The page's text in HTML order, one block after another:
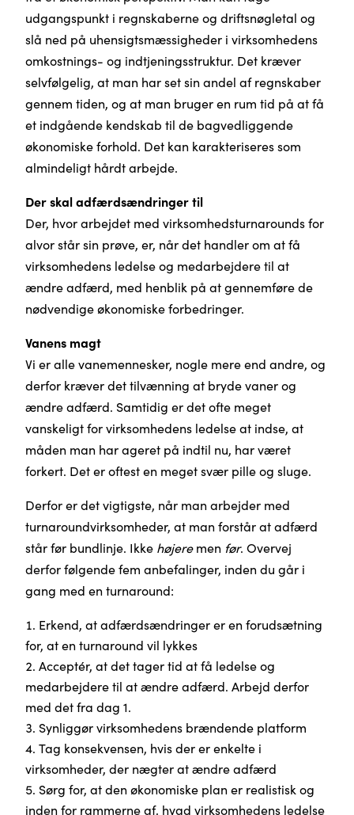
udgangspunkt i regnskaberne og driftsnøgletal og
slå ned på uhensigtsmæssigheder i virksomhedens
omkostnings- og indtjeningsstruktur. Det kræver
selvfølgelig, at man har set sin andel af regnskaber
gennem tiden, og at man bruger en rum tid på at få
et indgående kendskab til de bagvedliggende
økonomiske forhold. Det kan karakteriseres som
almindeligt hårdt arbejde.
Der skal adfærdsændringer til
Der, hvor arbejdet med virksomhedsturnarounds for
alvor står sin prøve, er, når det handler om at få
virksomhedens ledelse og medarbejdere til at
ændre adfærd, med henblik på at gennemføre de
nødvendige økonomiske forbedringer.
Vanens magt
Vi er alle vanemennesker, nogle mere end andre, og
derfor kræver det tilvænning at bryde vaner og
ændre adfærd. Samtidig er det ofte meget
vanskeligt for virksomhedens ledelse at indse, at
måden man har ageret på indtil nu, har været
forkert. Det er oftest en meget svær pille og sluge.
Derfor er det vigtigste, når man arbejder med
turnaroundvirksomheder, at man forstår at adfærd
står før bundlinje. Ikke højeremen før. Overvej
derfor følgende fem anbefalinger, inden du går i
gang med en turnaround:
Erkend, at adfærdsændringer er en forudsætning
for, at en turnaround vil lykkes
Acceptér, at det tager tid at få ledelse og
medarbejdere til at ændre adfærd. Arbejd derfor
med det fra dag 1.
Synliggør virksomhedens brændende platform
Tag konsekvensen, hvis der er enkelte i
virksomheder, der nægter at ændre adfærd
Sørg for, at den økonomiske plan er realistisk og
inden for rammerne af, hvad virksomhedens ledelse